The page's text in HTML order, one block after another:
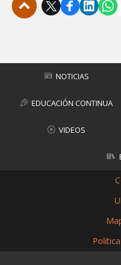
NOTICIAS
EDUCACIÓN CONTINUA
VIDEOS